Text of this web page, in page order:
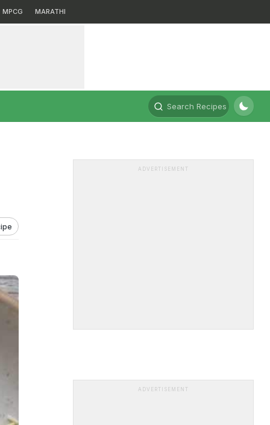
MPCG MARATHI
Search Recipes
ADVERTISEMENT
ADVERTISEMENT